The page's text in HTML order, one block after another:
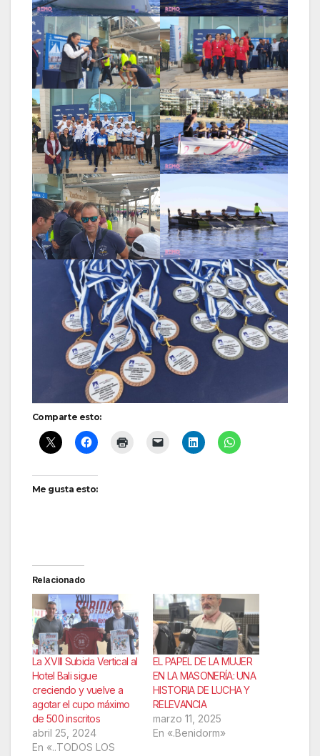
Comparte esto:
Me gusta esto:
Relacionado
La XVIII Subida Vertical al
Hotel Bali sigue
creciendo y vuelve a
agotar el cupo máximo
de 500 inscritos
abril 25, 2024
En «..TODOS LOS
EL PAPEL DE LA MUJER
EN LA MASONERÍA: UNA
HISTORIA DE LUCHA Y
RELEVANCIA
marzo 11, 2025
En «.Benidorm»